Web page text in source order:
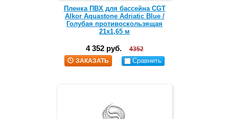
Пленка ПВХ для бассейна CGT
Alkor Aquastone Adriatic Blue /
Голубая противоскользящая
21х1,65 м
4 352 руб.
4352
ЗАКАЗАТЬ
Сравнить